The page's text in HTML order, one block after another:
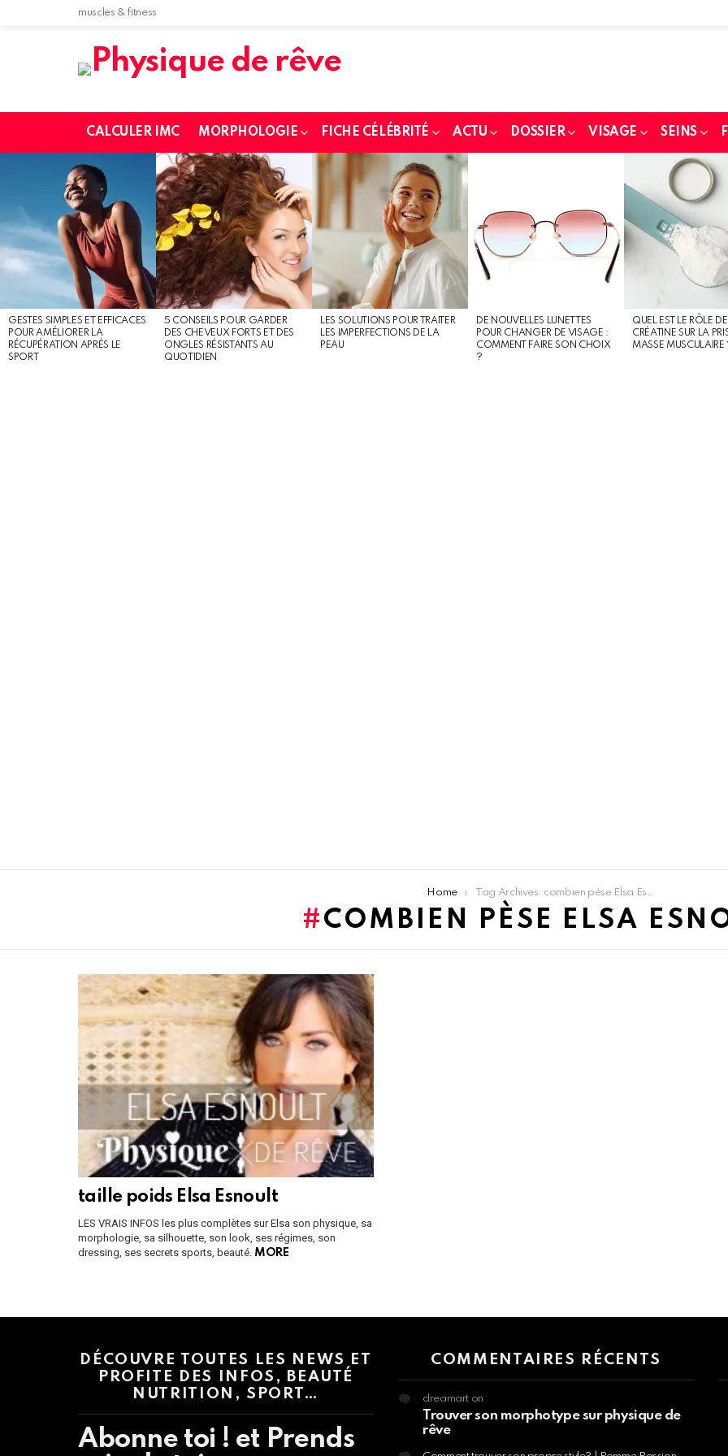
muscles & fitness
CALCULER IMC MORPHOLOGIE FICHE CÉLÉBRITÉ ACTU DOSSIER VISAGE SEINS
GESTES SIMPLES ET EFFICACES
POUR AMÉLIORER LA
RÉCUPÉRATION APRÈS LE
SPORT
5 CONSEILS POUR GARDER
DES CHEVEUX FORTS ET DES
ONGLES RÉSISTANTS AU
QUOTIDIEN
LES SOLUTIONS POUR TRAITER
LES IMPERFECTIONS DE LA
PEAU
DE NOUVELLES LUNETTES
POUR CHANGER DE VISAGE :
COMMENT FAIRE SON CHOIX
?
QUEL EST LE RÔLE
CRÉATINE SUR LA
MASSE MUSCULAIRE
Home Tag Archives: combien pèse Elsa Esnoult
COMBIEN PÈSE ELSA
LATEST
STORIES
taille poids Elsa Esnoult
LES VRAIS INFOS les plus complètes sur Elsa son physique, sa
morphologie, sa silhouette, son look, ses régimes, son
dressing, ses secrets sports, beauté. MORE
DÉCOUVRE TOUTES LES NEWS ET
PROFITE DES INFOS, BEAUTÉ
NUTRITION, SPORT…
Abonne toi ! et Prends
COMMENTAIRES RÉCENTS
dreamart on
Trouver son morphotype sur physique de
rêve